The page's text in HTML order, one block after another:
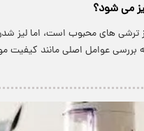
می شود؟
ترشی های محبوب است، اما لیز
بررسی عوامل اصلی مانند کیفیت